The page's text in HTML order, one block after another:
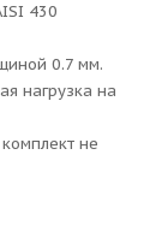
430
0.7 мм.
нагрузка на
не